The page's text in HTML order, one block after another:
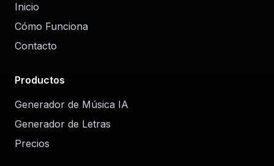
Inicio
Cómo Funciona
Contacto
Productos
Generador de Música IA
Generador de Letras
Precios